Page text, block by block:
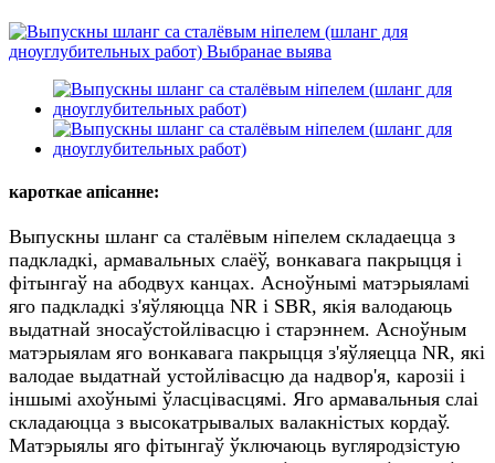
кароткае апісанне:
Выпускны шланг са сталёвым ніпелем складаецца з
падкладкі, армавальных слаёў, вонкавага пакрыцця і
фітынгаў на абодвух канцах. Асноўнымі матэрыяламі
яго падкладкі з'яўляюцца NR і SBR, якія валодаюць
выдатнай зносаўстойлівасцю і старэннем. Асноўным
матэрыялам яго вонкавага пакрыцця з'яўляецца NR, які
валодае выдатнай устойлівасцю да надвор'я, карозіі і
іншымі ахоўнымі ўласцівасцямі. Яго армавальныя слаі
складаюцца з высокатрывалых валакністых кордаў.
Матэрыялы яго фітынгаў ўключаюць вугляродзістую